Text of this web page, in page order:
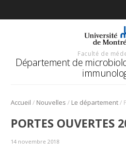
Faculté de
Département de
Accueil / Nouvelles / Le département/
PORTES OUVERTES
14 novembre 2018